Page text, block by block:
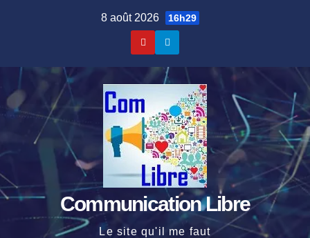
8 août 2026 16h29
Communication Libre
Le site qu'il me faut